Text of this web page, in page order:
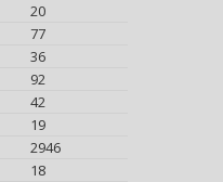
20
77
36
92
42
19
2946
18